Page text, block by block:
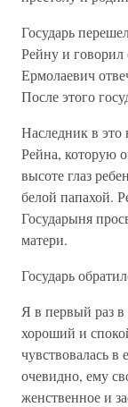
Государь
Рейну и говорил
Ермолаевич
После этого
Наследник в это
Рейна, которую
высоте глаз
белой папахой.
Государыня
матери.
Государь
Я в первый раз в
хороший и
чувствовалась в
очевидно, ему
женственное и